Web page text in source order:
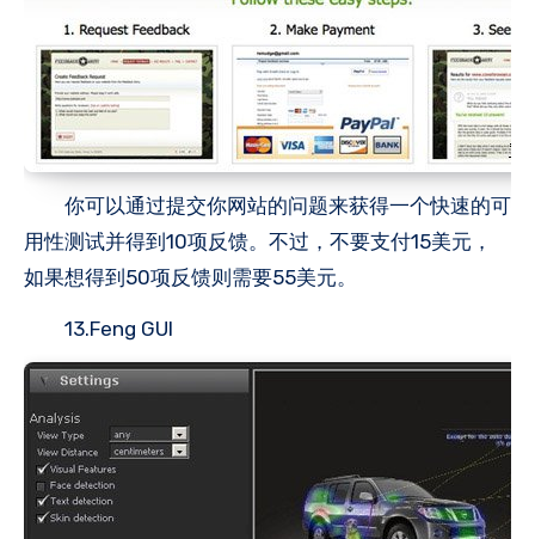
你可以通过提交你网站的问题来获得一个快速的可
用性测试并得到10项反馈。不过，不要支付15美元，
如果想得到50项反馈则需要55美元。
13.Feng GUI